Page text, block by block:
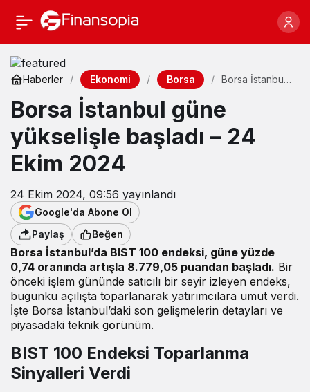
Haberler Ekonomi Borsa
Borsa İstanbul
başladı – 24
Ekim 2024
Borsa İstanbul güne
yükselişle başladı – 24
Ekim 2024
24 Ekim 2024, 09:56 yayınlandı
Google'da Abone Ol
Paylaş
Beğen
Borsa İstanbul’da BIST 100 endeksi, güne yüzde
0,74 oranında artışla 8.779,05 puandan başladı. Bir
önceki işlem gününde satıcılı bir seyir izleyen endeks,
bugünkü açılışta toparlanarak yatırımcılara umut verdi.
İşte Borsa İstanbul’daki son gelişmelerin detayları ve
piyasadaki teknik görünüm.
BIST 100 Endeksi Toparlanma
Sinyalleri Verdi